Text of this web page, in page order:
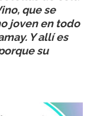
que se
joven en todo
Y allí es
su